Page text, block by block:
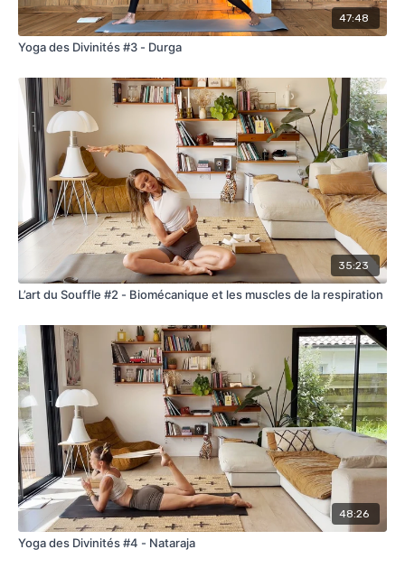
20 à 40 secondes : Besoin d’améliorations mécaniques
(mauvais contrôle de la respiration)
60 à 80 secondes : Entraînement
80 secondes et plus : Excellent
47:48
Yoga des Divinités #3 - Durga
35:23
L’art du Souffle #2 - Biomécanique et les muscles de la respiration
48:26
Yoga des Divinités #4 - Nataraja